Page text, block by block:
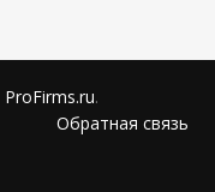
ProFirms.ru.
Обратная связь